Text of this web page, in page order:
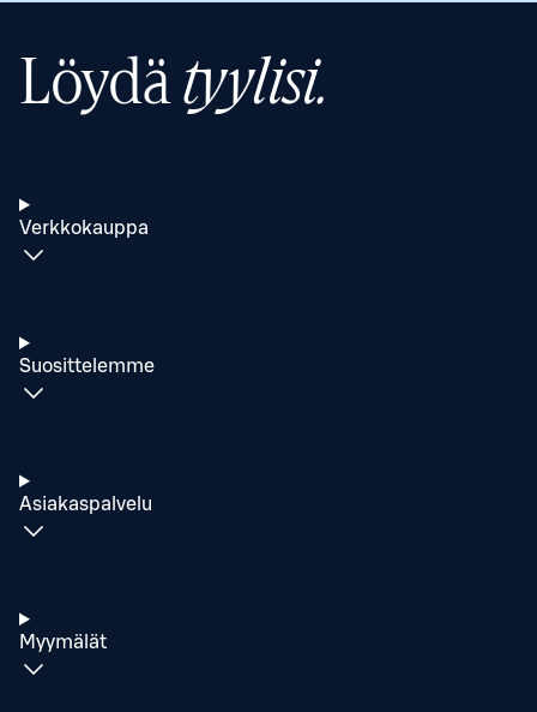
Löydätyylisi.
Verkkokauppa
Suosittelemme
Asiakaspalvelu
Myymälät